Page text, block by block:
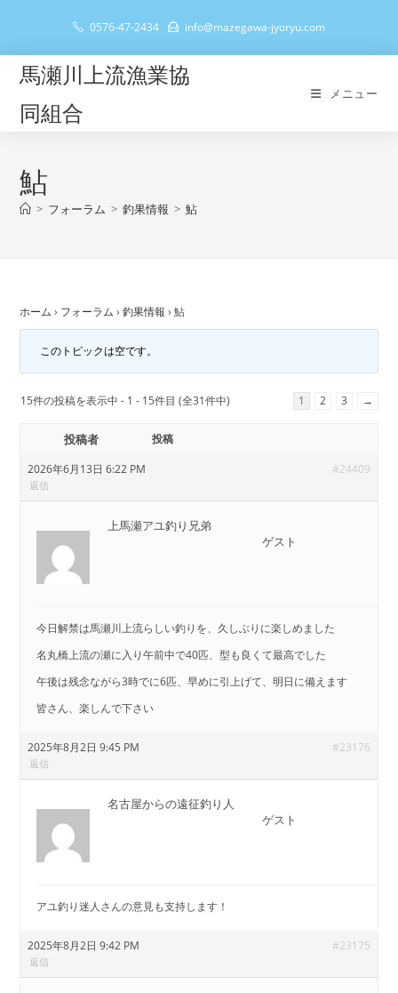
テ
0576-47-2434 info@mazegawa-jyoryu.com
馬瀬川上流漁業協
同組合
メニュー
鮎
> フォーラム > 釣果情報 > 鮎
ホーム › フォーラム › 釣果情報 › 鮎
このトピックは空です。
15件の投稿を表示中 - 1 - 15件目 (全31件中) 1 2 3 →
投稿者
投稿
2026年6月13日 6:22 PM
#24409
返信
上馬瀬アユ釣り兄弟
ゲスト
今日解禁は馬瀬川上流らしい釣りを、久しぶりに楽しめました
名丸橋上流の瀬に入り午前中で40匹、型も良くて最高でした
午後は残念ながら3時でに6匹、早めに引上げて、明日に備えます
皆さん、楽しんで下さい
2025年8月2日 9:45 PM #23176
返信
名古屋からの遠征釣り人
ゲスト
アユ釣り迷人さんの意見も支持します！
2025年8月2日 9:42 PM #23175
返信